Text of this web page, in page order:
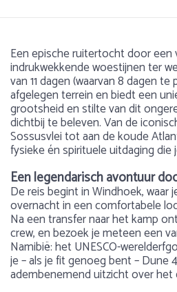
Een epische ruitertocht door
indrukwekkende woestijnen ter
van 11 dagen (waarvan 8 dagen
afgelegen terrein en biedt een
grootsheid en stilte van dit
dichtbij te beleven. Van de
Sossusvlei tot aan de koude
fysieke én spirituele uitdaging die
Een legendarisch avontuur
De reis begint in Windhoek, waar
overnacht in een comfortabele
Na een transfer naar het kamp
crew, en bezoek je meteen een
Namibië: het UNESCO-
je – als je fit genoeg bent – Dune
adembenemend uitzicht over het